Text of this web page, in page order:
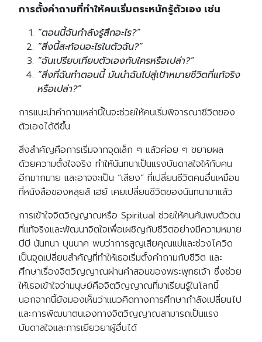
การตั้งคำถามที่ทำให้คนเริ่มตระหนักรู้ตัวเอง เช่น
“ตอนนี้ฉันกำลังรู้สึกอะไร?”
“สิ่งนี้สะท้อนอะไรในตัวฉัน?”
“ฉันเปรียบเทียบตัวเองกับใครหรือเปล่า?”
“สิ่งที่ฉันทำตอนนี้ มันนำฉันไปสู่เป้าหมายชีวิตที่แท้จริง
หรือเปล่า?”
การแนะนำคำถามเหล่านี้ในจะช่วยให้คนเริ่มพิจารณาชีวิตของ
ตัวเองได้ดีขึ้น
สิ่งสำคัญคือการเริ่มจากจุดเล็ก ๆ แล้วค่อย ๆ ขยายผล
ด้วยความตั้งใจจริง ทำให้นันทนาเป็นแรงบันดาลใจให้กับคน
อีกมากมาย และอาจจะเป็น “เสียง” ที่เปลี่ยนชีวิตคนอื่นเหมือน
ที่หนังสือของหลุยส์ เฮย์ เคยเปลี่ยนชีวิตของนันทนามาแล้ว
การเข้าใจจิตวิญญาณหรือ Spiritual ช่วยให้คนค้นพบตัวตน
ที่แท้จริงและพัฒนาจิตใจเพื่อเผชิญกับชีวิตอย่างมีความหมาย
บีบี นันทนา บุนนาค พบว่าการสูญเสียคุณแม่และช่วงโควิด
เป็นจุดเปลี่ยนสำคัญที่ทำให้เธอเริ่มตั้งคำถามกับชีวิต และ
ศึกษาเรื่องจิตวิญญาณผ่านคำสอนของพระพุทธเจ้า ซึ่งช่วย
ให้เธอเข้าใจว่ามนุษย์คือจิตวิญญาณที่มาเรียนรู้ในโลกนี้
นอกจากนี้ยังมองเห็นว่าแนวคิดทางการศึกษากำลังเปลี่ยนไป
และการพัฒนาตนเองทางจิตวิญญาณสามารถเป็นแรง
บันดาลใจและการเยียวยาผู้อื่นได้